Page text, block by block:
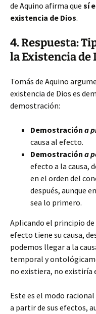
de Aquino afirma que sí
existencia de Dios.
4. Respuesta:
la Existencia de
Tomás de Aquino
existencia de Dios es
demostración:
Demostración a
causa al efecto.
Demostración a
efecto a la causa,
en el orden del
después, aunque
sea lo primero.
Aplicando el principio
efecto tiene su causa,
podemos llegar a la
temporal y
no existiera, no existiría
Este es el modo
a partir de sus efectos,